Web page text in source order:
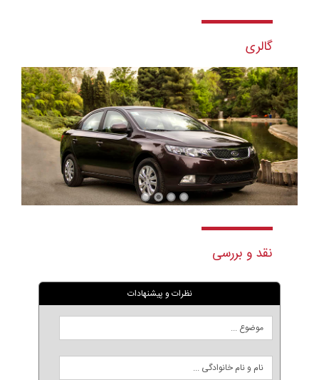
گالری
نقد و بررسی
نظرات و پیشنهادات